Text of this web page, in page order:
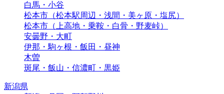
白馬・小谷
松本市（松本駅周辺・浅間・美ヶ原・塩尻）
松本市（上高地・乗鞍・白骨・野麦峠）
安曇野・大町
伊那・駒ヶ根・飯田・昼神
木曽
斑尾・飯山・信濃町・黒姫
新潟県